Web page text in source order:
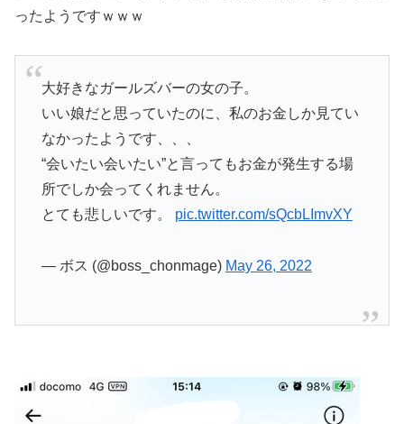
ったようですｗｗｗ
大好きなガールズバーの女の子。
いい娘だと思っていたのに、私のお金しか見てい
なかったようです、、、
“会いたい会いたい”と言ってもお金が発生する場
所でしか会ってくれません。
とても悲しいです。 pic.twitter.com/sQcbLImvXY
— ボス (@boss_chonmage) May 26, 2022